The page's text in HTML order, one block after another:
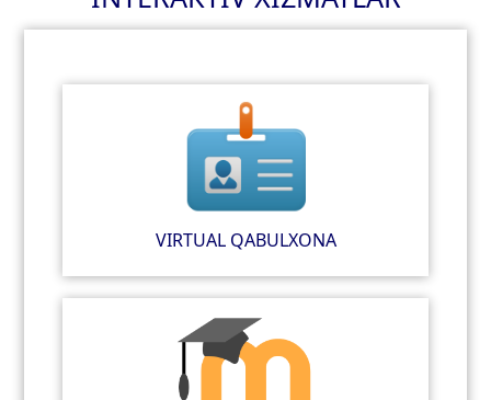
VIRTUAL QABULXONA